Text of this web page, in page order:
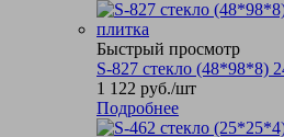
Быстрый просмотр
S-827 стекло (48*98*8)
1 122 руб./шт
Подробнее